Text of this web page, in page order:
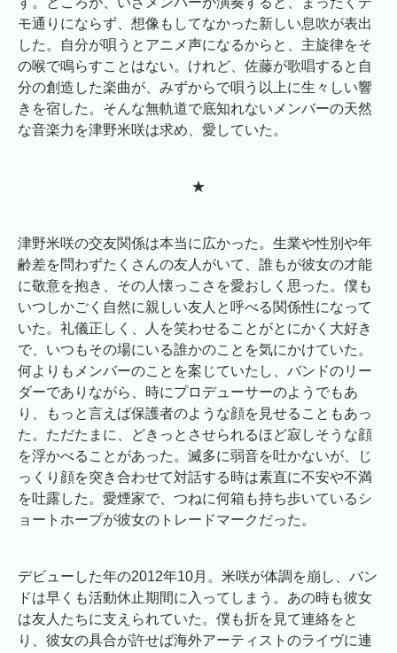
モ通りにならず、想像もしてなかった新しい息吹が表出
した。自分が唄うとアニメ声になるからと、主旋律をそ
の喉で鳴らすことはない。けれど、佐藤が歌唱すると自
分の創造した楽曲が、みずからで唄う以上に生々しい響
きを宿した。そんな無軌道で底知れないメンバーの天然
な音楽力を津野米咲は求め、愛していた。
★
津野米咲の交友関係は本当に広かった。生業や性別や年
齢差を問わずたくさんの友人がいて、誰もが彼女の才能
に敬意を抱き、その人懐っこさを愛おしく思った。僕も
いつしかごく自然に親しい友人と呼べる関係性になって
いた。礼儀正しく、人を笑わせることがとにかく大好き
で、いつもその場にいる誰かのことを気にかけていた。
何よりもメンバーのことを案じていたし、バンドのリー
ダーでありながら、時にプロデューサーのようでもあ
り、もっと言えば保護者のような顔を見せることもあっ
た。ただたまに、どきっとさせられるほど寂しそうな顔
を浮かべることがあった。滅多に弱音を吐かないが、じ
っくり顔を突き合わせて対話する時は素直に不安や不満
を吐露した。愛煙家で、つねに何箱も持ち歩いているシ
ョートホープが彼女のトレードマークだった。
デビューした年の2012年10月。米咲が体調を崩し、バン
ドは早くも活動休止期間に入ってしまう。あの時も彼女
は友人たちに支えられていた。僕も折を見て連絡をと
り、彼女の具合が許せば海外アーティストのライヴに連